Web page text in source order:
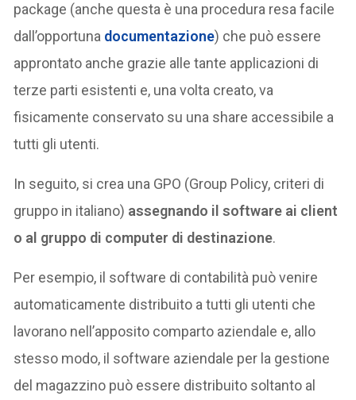
package (anche questa è una procedura resa facile
dall’opportuna documentazione) che può essere
approntato anche grazie alle tante applicazioni di
terze parti esistenti e, una volta creato, va
fisicamente conservato su una share accessibile a
tutti gli utenti.
In seguito, si crea una GPO (Group Policy, criteri di
gruppo in italiano) assegnando il software ai client
o al gruppo di computer di destinazione.
Per esempio, il software di contabilità può venire
automaticamente distribuito a tutti gli utenti che
lavorano nell’apposito comparto aziendale e, allo
stesso modo, il software aziendale per la gestione
del magazzino può essere distribuito soltanto al